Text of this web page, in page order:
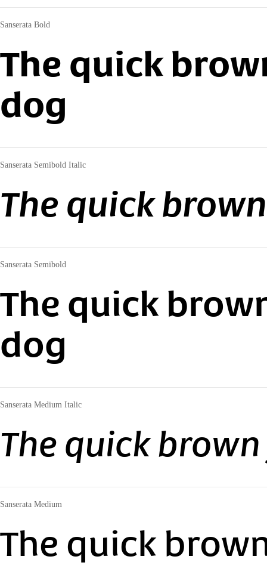
Sanserata Bold
The quick
dog
Sanserata Semibold Italic
The quick
Sanserata Semibold
The quick
dog
Sanserata Medium Italic
The quick
Sanserata Medium
The quick